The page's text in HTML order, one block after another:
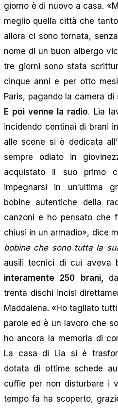
giorno è di nuovo a casa.
meglio quella città che
allora ci sono tornata,
nome di un buon albergo
tre giorni sono stata
cinque anni e per otto
Paris, pagando la camera
E poi venne la radio. Lia
incidendo centinai di brani
alle scene si è dedicata
sempre odiato in
acquistato il suo primo
impegnarsi in un’ultima
bobine autentiche della
canzoni e ho pensato che
chiusi in un armadio», dice
bobine che sono tutta la
ausili tecnici di cui aveva
interamente 250 brani,
trenta dischi incisi
Maddalena. «Ho tagliato tutti
parole ed è un lavoro che
ho ancora la memoria di
La casa di Lia si è
dotata di ottime schede
cuffie per non disturbare i
tempo fa ha scoperto,